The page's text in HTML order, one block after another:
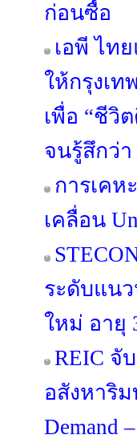
ก่อนซื้อ
เอพี ไท
ให้กรุงเ
เพื่อ “ชีวิ
จนรู้สึกว่
การเค
เคลื่อน
ระดับแน
ใหม่ อายุ
REIC จั
อสังหาริ
Demand